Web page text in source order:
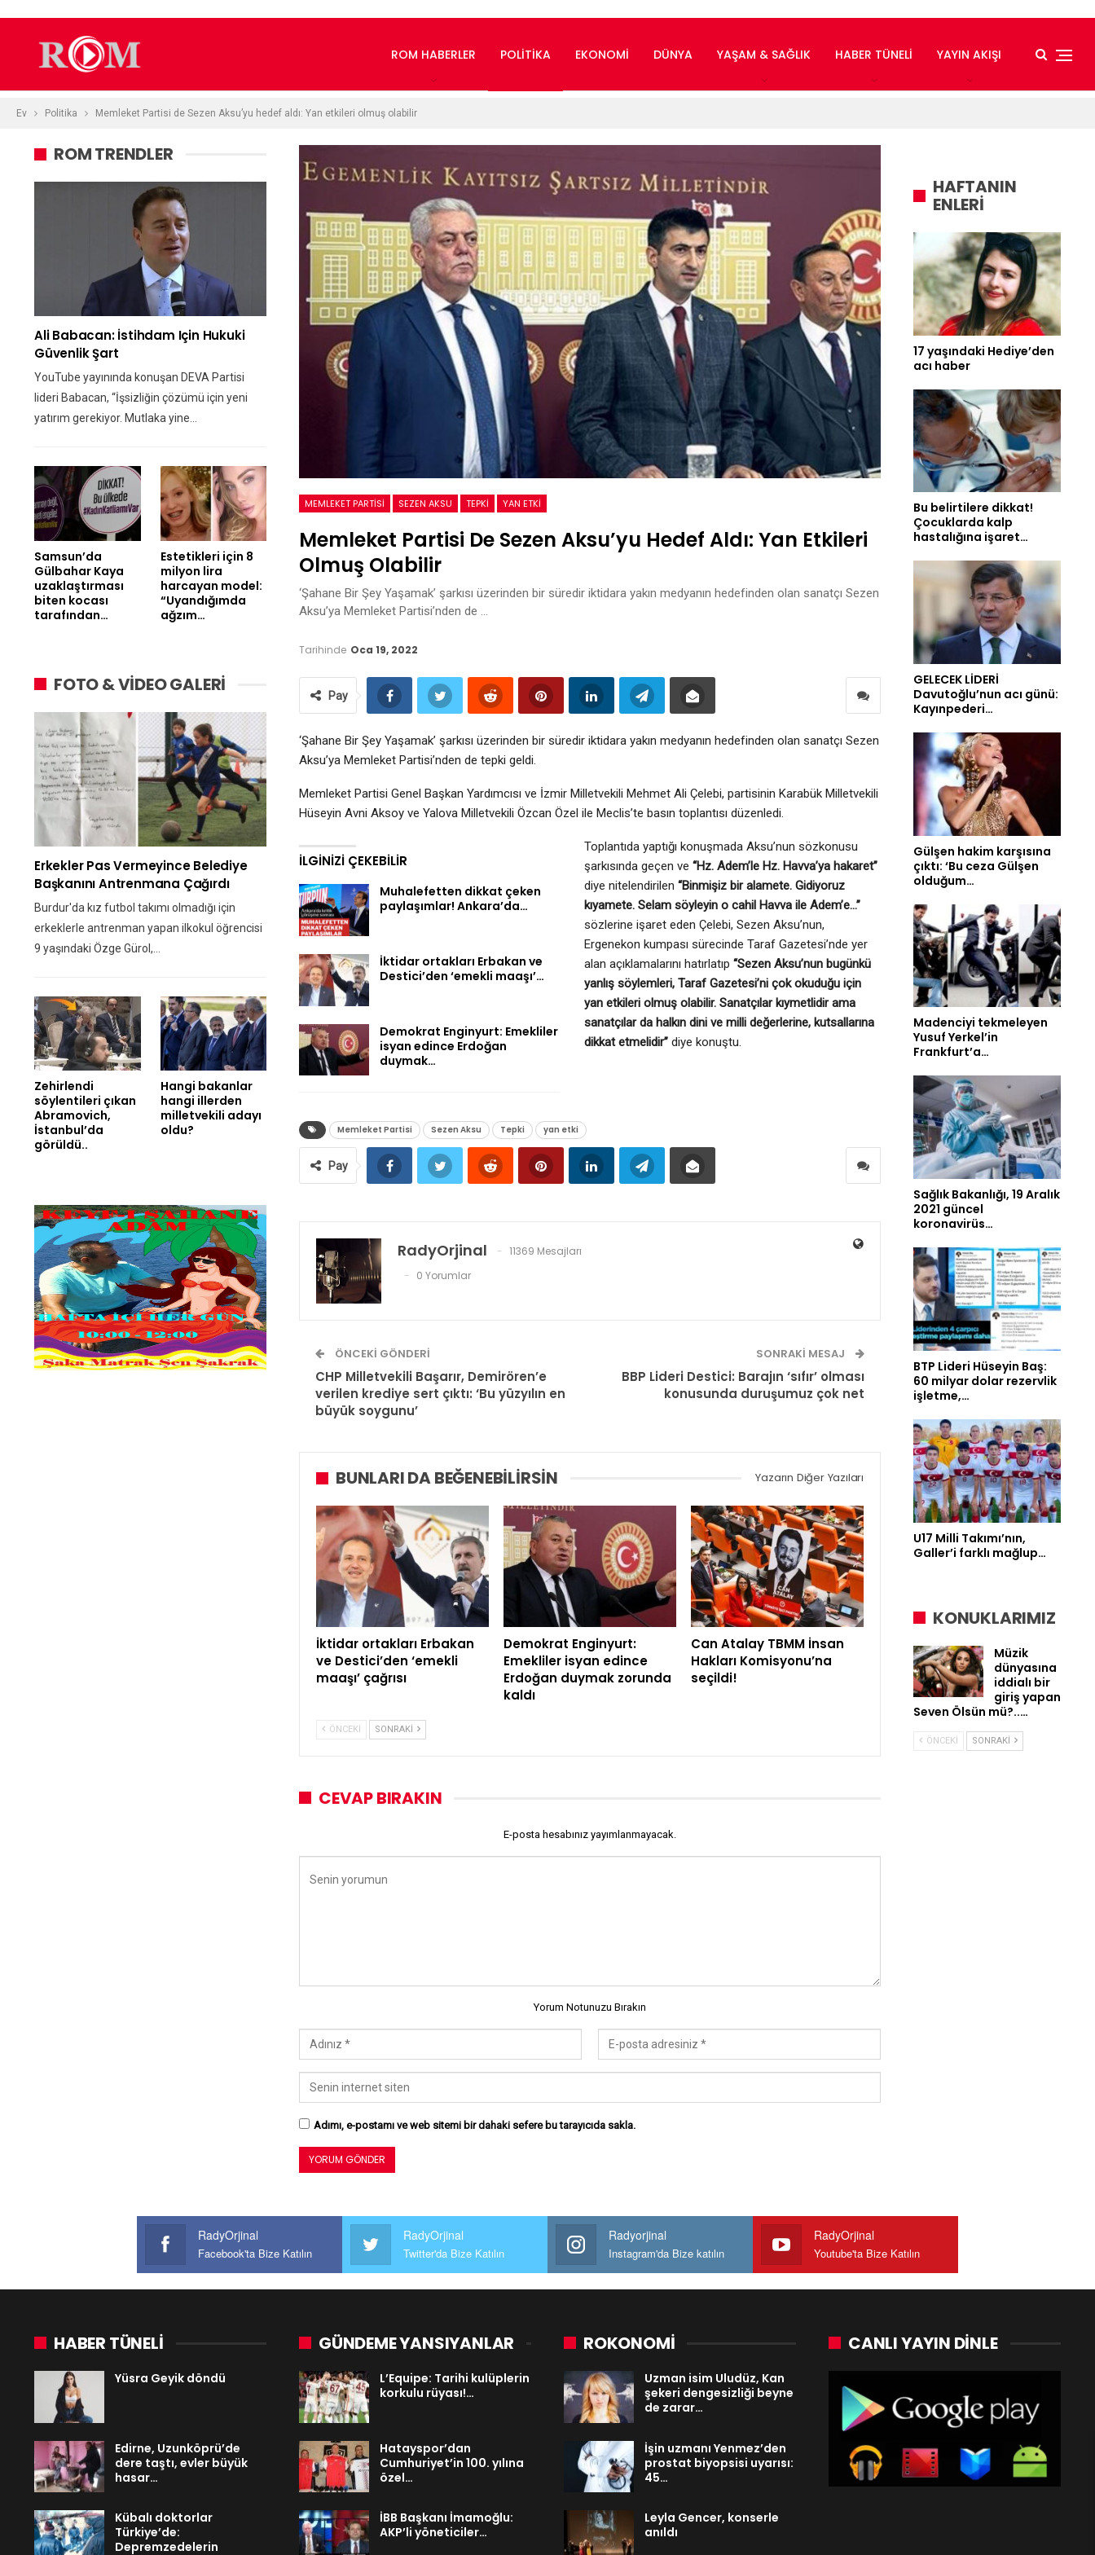
ROM HABERLER POLITIKA EKONOMI DÜNYA YAŞAM & SAĞLIK HABER TÜNELI YAYIN AKIŞI
Ev Politika Memleket Partisi de Sezen Aksu’yu hedef aldı: Yan etkileri olmuş olabilir
MEMLEKET PARTISI SEZEN AKSU TEPKI YAN ETKI
Memleket Partisi De Sezen Aksu’yu Hedef Aldı: Yan Etkileri
Olmuş Olabilir
‘Şahane Bir Şey Yaşamak’ şarkısı üzerinden bir süredir iktidara yakın medyanın hedefinden olan sanatçı Sezen
Aksu’ya Memleket Partisi’nden de …
Tarihinde Oca 19, 2022
Pay
‘Şahane Bir Şey Yaşamak’ şarkısı üzerinden bir süredir iktidara yakın medyanın hedefinden olan sanatçı Sezen
Aksu’ya Memleket Partisi’nden de tepki geldi.
Memleket Partisi Genel Başkan Yardımcısı ve İzmir Milletvekili Mehmet Ali Çelebi, partisinin Karabük Milletvekili
Hüseyin Avni Aksoy ve Yalova Milletvekili Özcan Özel ile Meclis’te basın toplantısı düzenledi.
İLGINIZI ÇEKEBILIR
Muhalefetten dikkat çeken
paylaşımlar! Ankara’da…
İktidar ortakları Erbakan ve
Destici’den ‘emekli maaşı’…
Demokrat Enginyurt: Emekliler
isyan edince Erdoğan
duymak…
Toplantıda yaptığı konuşmada Aksu’nun sözkonusu
şarkısında geçen ve “Hz. Adem’le Hz. Havva’ya hakaret”
diye nitelendirilen “Binmişiz bir alamete. Gidiyoruz
kıyamete. Selam söyleyin o cahil Havva ile Adem’e…”
sözlerine işaret eden Çelebi, Sezen Aksu’nun,
Ergenekon kumpası sürecinde Taraf Gazetesi’nde yer
alan açıklamalarını hatırlatıp “Sezen Aksu’nun bugünkü
yanlış söylemleri, Taraf Gazetesi’ni çok okuduğu için
yan etkileri olmuş olabilir. Sanatçılar kıymetlidir ama
sanatçılar da halkın dini ve milli değerlerine, kutsallarına
dikkat etmelidir” diye konuştu.
Memleket Partisi Sezen Aksu Tepki yan etki
Pay
RadyOrjinal
11369 Mesajları
0 Yorumlar
ÖNCEKI GÖNDERI
CHP Milletvekili Başarır, Demirören’e
verilen krediye sert çıktı: ‘Bu yüzyılın en
büyük soygunu’
SONRAKI MESAJ
BBP Lideri Destici: Barajın ‘sıfır’ olması
konusunda duruşumuz çok net
BUNLARI DA BEĞENEBILIRSIN Yazarın Diğer Yazıları
İktidar ortakları Erbakan
ve Destici’den ‘emekli
maaşı’ çağrısı
Demokrat Enginyurt:
Emekliler isyan edince
Erdoğan duymak zorunda
kaldı
Can Atalay TBMM İnsan
Hakları Komisyonu’na
seçildi!
ÖNCEKI SONRAKI
CEVAP BIRAKIN
E-posta hesabınız yayımlanmayacak.
Yorum Notunuzu Bırakın
Adımı, e-postamı ve web sitemi bir dahaki sefere bu tarayıcıda sakla.
ROM TRENDLER
Ali Babacan: İstihdam Için Hukuki
Güvenlik Şart
YouTube yayınında konuşan DEVA Partisi
lideri Babacan, “İşsizliğin çözümü için yeni
yatırım gerekiyor. Mutlaka yine…
Samsun’da
Gülbahar Kaya
uzaklaştırması
biten kocası
tarafından…
Estetikleri için 8
milyon lira
harcayan model:
“Uyandığımda
ağzım…
FOTO & VİDEO GALERİ
Erkekler Pas Vermeyince Belediye
Başkanını Antrenmana Çağırdı
Burdur'da kız futbol takımı olmadığı için
erkeklerle antrenman yapan ilkokul öğrencisi
9 yaşındaki Özge Gürol,…
Zehirlendi
söylentileri çıkan
Abramovich,
İstanbul’da
görüldü..
Hangi bakanlar
hangi illerden
milletvekili adayı
oldu?
HAFTANIN
ENLERİ
17 yaşındaki Hediye’den
acı haber
Bu belirtilere dikkat!
Çocuklarda kalp
hastalığına işaret…
GELECEK LİDERİ
Davutoğlu’nun acı günü:
Kayınpederi…
Gülşen hakim karşısına
çıktı: ‘Bu ceza Gülşen
olduğum…
Madenciyi tekmeleyen
Yusuf Yerkel’in
Frankfurt’a…
Sağlık Bakanlığı, 19 Aralık
2021 güncel
koronavirüs…
BTP Lideri Hüseyin Baş:
60 milyar dolar rezervlik
işletme,…
U17 Milli Takımı’nın,
Galler’i farklı mağlup…
KONUKLARIMIZ
Müzik
dünyasına
iddialı bir
giriş yapan
Seven Ölsün mü?..…
ÖNCEKI SONRAKI
RadyOrjinal
Facebook'ta Bize Katılın
RadyOrjinal
Twitter'da Bize Katılın
Radyorjinal
Instagram'da Bize katılın
RadyOrjinal
Youtube'ta Bize Katılın
HABER TÜNELİ
Yüsra Geyik döndü
Edirne, Uzunköprü’de
dere taştı, evler büyük
hasar…
Kübalı doktorlar
Türkiye’de:
Depremzedelerin
GÜNDEME YANSIYANLAR
L’Equipe: Tarihi kulüplerin
korkulu rüyası!…
Hatayspor’dan
Cumhuriyet’in 100. yılına
özel…
İBB Başkanı İmamoğlu:
AKP’li yöneticiler…
ROKONOMİ
Uzman isim Uludüz, Kan
şekeri dengesizliği beyne
de zarar…
İşin uzmanı Yenmez’den
prostat biyopsisi uyarısı:
45…
Leyla Gencer, konserle
anıldı
CANLI YAYIN DINLE